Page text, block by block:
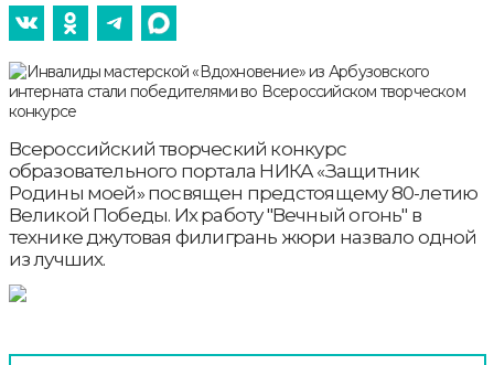
Всероссийский творческий конкурс
образовательного портала НИКА «Защитник
Родины моей» посвящен предстоящему 80-летию
Великой Победы. Их работу "Вечный огонь" в
технике джутовая филигрань жюри назвало одной
из лучших.